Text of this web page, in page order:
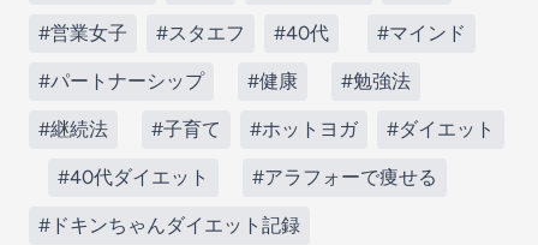
#営業女子 #スタエフ #40代 #マインド
#パートナーシップ #健康 #勉強法
#継続法 #子育て #ホットヨガ #ダイエット
#40代ダイエット #アラフォーで痩せる
#ドキンちゃんダイエット記録